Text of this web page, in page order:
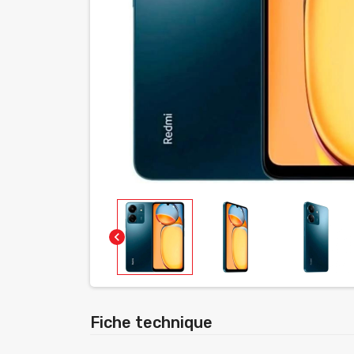
chevron_left
Fiche technique